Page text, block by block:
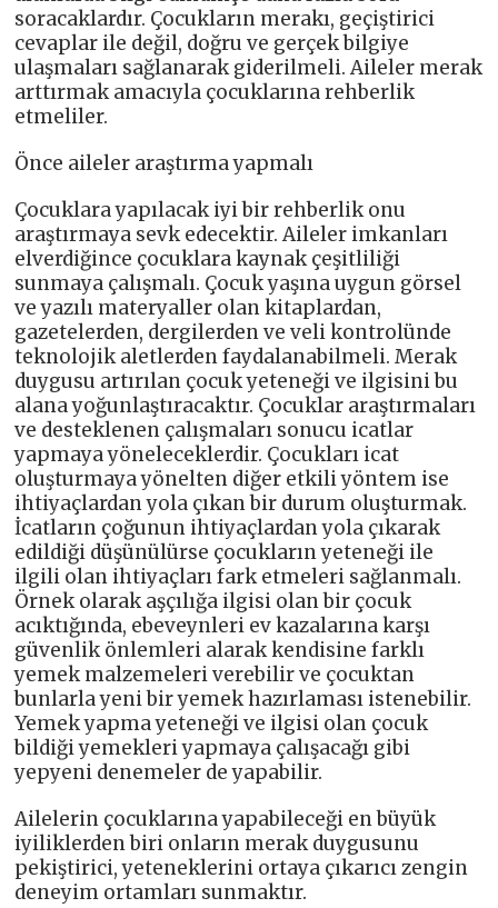
soracaklardır. Çocukların merakı, geçiştirici
cevaplar ile değil, doğru ve gerçek bilgiye
ulaşmaları sağlanarak giderilmeli. Aileler merak
arttırmak amacıyla çocuklarına rehberlik
etmeliler.
Önce aileler araştırma yapmalı
Çocuklara yapılacak iyi bir rehberlik onu
araştırmaya sevk edecektir. Aileler imkanları
elverdiğince çocuklara kaynak çeşitliliği
sunmaya çalışmalı. Çocuk yaşına uygun görsel
ve yazılı materyaller olan kitaplardan,
gazetelerden, dergilerden ve veli kontrolünde
teknolojik aletlerden faydalanabilmeli. Merak
duygusu artırılan çocuk yeteneği ve ilgisini bu
alana yoğunlaştıracaktır. Çocuklar araştırmaları
ve desteklenen çalışmaları sonucu icatlar
yapmaya yöneleceklerdir. Çocukları icat
oluşturmaya yönelten diğer etkili yöntem ise
ihtiyaçlardan yola çıkan bir durum oluşturmak.
İcatların çoğunun ihtiyaçlardan yola çıkarak
edildiği düşünülürse çocukların yeteneği ile
ilgili olan ihtiyaçları fark etmeleri sağlanmalı.
Örnek olarak aşçılığa ilgisi olan bir çocuk
acıktığında, ebeveynleri ev kazalarına karşı
güvenlik önlemleri alarak kendisine farklı
yemek malzemeleri verebilir ve çocuktan
bunlarla yeni bir yemek hazırlaması istenebilir.
Yemek yapma yeteneği ve ilgisi olan çocuk
bildiği yemekleri yapmaya çalışacağı gibi
yepyeni denemeler de yapabilir.
Ailelerin çocuklarına yapabileceği en büyük
iyiliklerden biri onların merak duygusunu
pekiştirici, yeteneklerini ortaya çıkarıcı zengin
deneyim ortamları sunmaktır.